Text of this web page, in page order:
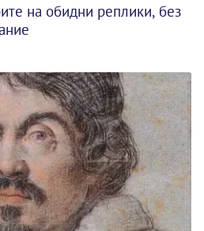
на обидни реплики, без